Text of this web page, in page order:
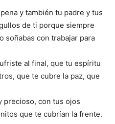
y también tu padre y tus
de ti porque siempre
soñabas con trabajar para
al final, que tu espíritu
que te cubre la paz, que
precioso, con tus ojos
que te cubrían la frente.